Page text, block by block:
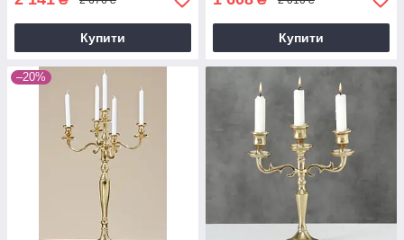
Купити Купити
–20%